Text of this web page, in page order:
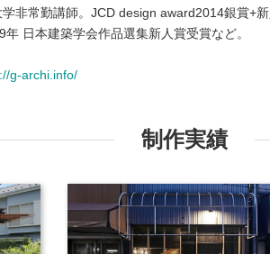
学非常勤講師。JCD design award2014銀賞+
年 日本建築学会作品選集新人賞受賞など。
g-archi.info/
制作実績